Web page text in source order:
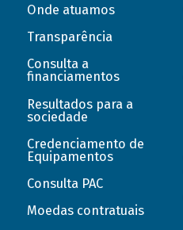
Onde atuamos
Transparência
Consulta a
financiamentos
Resultados para a
sociedade
Credenciamento de
Equipamentos
Consulta PAC
Moedas contratuais